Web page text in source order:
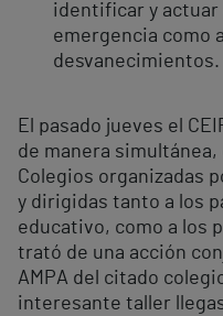
identificar y
emergencia como
desvanecimientos.
El pasado jueves el
de manera simultánea,
Colegios organizadas
y dirigidas tanto a los
educativo, como a los
trató de una acción
AMPA del citado
interesante taller